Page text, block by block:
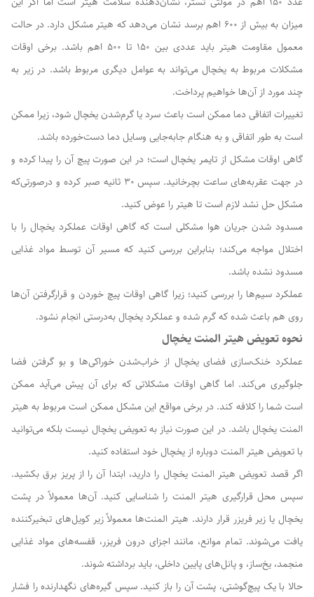
میزان به بیش از ۶۰۰ اهم برسد نشان می‌دهد که هیتر مشکل دارد. در حالت
معمول مقاومت هیتر باید عددی بین ۱۵۰ تا ۵۰۰ اهم باشد. برخی اوقات
مشکلات مربوط به یخچال می‌تواند به عوامل دیگری مربوط باشد. در زیر به
چند مورد از آن‌ها خواهیم پرداخت.
تغییرات اتفاقی دما ممکن است باعث سرد یا گرم‌شدن یخچال شود، زیرا ممکن
است به طور اتفاقی و به هنگام جابه‌جایی وسایل دما دست‌خورده باشد.
گاهی اوقات مشکل از تایمر یخچال است؛ در این صورت پیچ آن را پیدا کرده و
در جهت عقربه‌های ساعت بچرخانید. سپس ۳۰ ثانیه صبر کرده و درصورتی‌که
مشکل حل نشد لازم است تا هیتر را عوض کنید.
مسدود شدن جریان هوا مشکلی است که گاهی اوقات عملکرد یخچال را با
اختلال مواجه می‌کند؛ بنابراین بررسی کنید که مسیر آن توسط مواد غذایی
مسدود نشده باشد.
عملکرد سیم‌ها را بررسی کنید؛ زیرا گاهی اوقات پیچ خوردن و قرارگرفتن آن‌ها
روی هم باعث شده که گرم شده و عملکرد یخچال به‌درستی انجام نشود.
نحوه تعویض هیتر المنت یخچال
عملکرد خنک‌سازی فضای یخچال از خراب‌شدن خوراکی‌ها و بو گرفتن فضا
جلوگیری می‌کند. اما گاهی اوقات مشکلاتی که برای آن پیش می‌آید ممکن
است شما را کلافه کند. در برخی مواقع این مشکل ممکن است مربوط به هیتر
المنت یخچال باشد. در این صورت نیاز به تعویض یخچال نیست بلکه می‌توانید
با تعویض هیتر المنت دوباره از یخچال خود استفاده کنید.
اگر قصد تعویض هیتر المنت یخچال را دارید، ابتدا آن را از پریز برق بکشید.
سپس محل قرارگیری هیتر المنت را شناسایی کنید. آن‌ها معمولاً در پشت
یخچال یا زیر فریزر قرار دارند. هیتر المنت‌ها معمولاً زیر کویل‌های تبخیرکننده
یافت می‌شوند. تمام موانع، مانند اجزای درون فریزر، قفسه‌های مواد غذایی
منجمد، یخ‌ساز، و پانل‌های پایین داخلی، باید برداشته شوند.
حالا با یک پیچ‌گوشتی، پشت آن را باز کنید. سپس گیره‌های نگهدارنده را فشار